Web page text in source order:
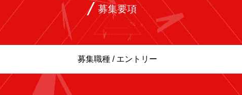
募集要項
募集職種 / エントリー